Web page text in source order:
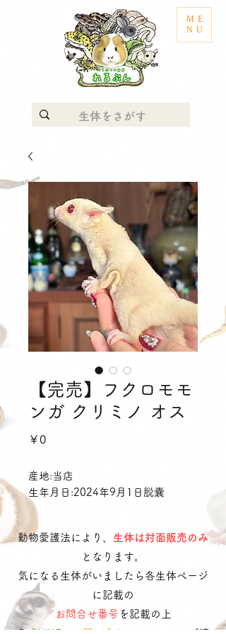
ME
NU
【完売】フクロモモ
ンガ クリミノ オス
￥0価
産地:当店
生年月日:2024年9月1日脱囊
動物愛護法により、 生体は対面販売のみ
となります。
気になる生体がいましたら各生体ページ
に記載の
お問合せ番号 を記載の上